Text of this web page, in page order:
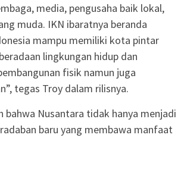
media, pengusaha baik lokal,
muda. IKN ibaratnya beranda
mampu memiliki kota pintar
lingkungan hidup dan
fisik namun juga
tegas Troy dalam rilisnya.
Nusantara tidak hanya menjadi
baru yang membawa manfaat